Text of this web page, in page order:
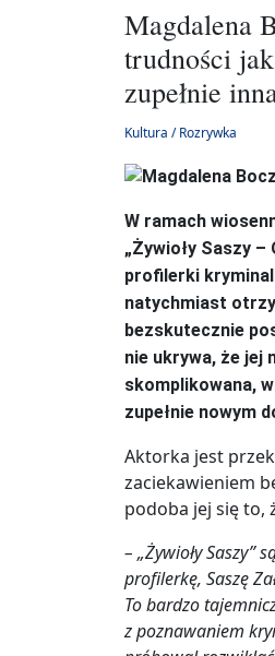
Magdalena
trudności
zupełnie
Kultura / Rozrywka
W ramach
„Żywioły Saszy –
profilerki
natychmiast
bezskutecznie
nie ukrywa, że jej
skomplikowana,
zupełnie nowym
Aktorka jest
zaciekawieniem
podoba jej się to,
– „Żywioły Saszy”
profilerkę, Saszę
To bardzo
z poznawaniem